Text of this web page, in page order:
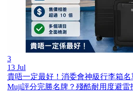
3
13 Jul
貴唔一定最好！消委會神級行李箱名
Muji評分完勝名牌？殘酷耐用度避雷